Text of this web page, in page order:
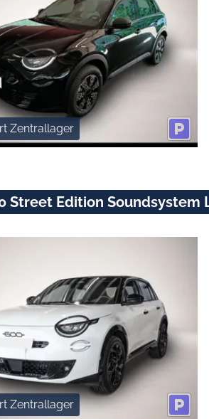
Zentrallager
Street Edition Soundsystem
Zentrallager